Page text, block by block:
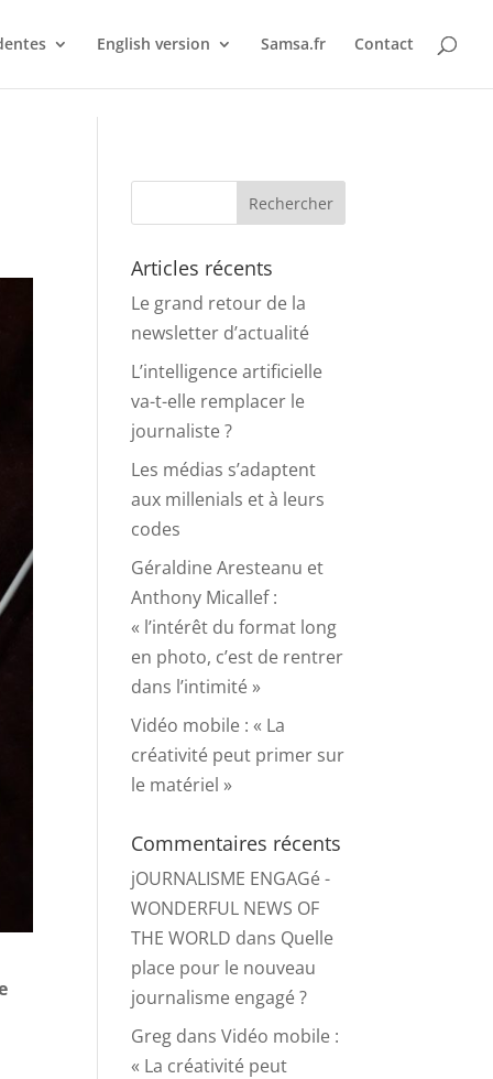
English version Samsa.fr Contact
Articles récents
Le grand retour de la
newsletter d’actualité
L’intelligence artificielle
va-t-elle remplacer le
journaliste ?
Les médias s’adaptent
aux millenials et à leurs
codes
Géraldine Aresteanu et
Anthony Micallef :
« l’intérêt du format long
en photo, c’est de rentrer
dans l’intimité »
Vidéo mobile : « La
créativité peut primer sur
le matériel »
Commentaires récents
jOURNALISME ENGAGé -
WONDERFUL NEWS OF
THE WORLD dans Quelle
place pour le nouveau
journalisme engagé ?
Greg dansVidéo mobile :
« La créativité peut